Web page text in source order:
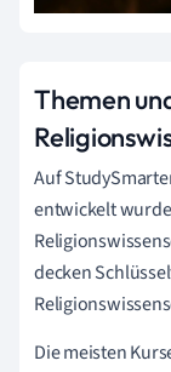
Themen
Auf
entwickelt
decken
Die meisten